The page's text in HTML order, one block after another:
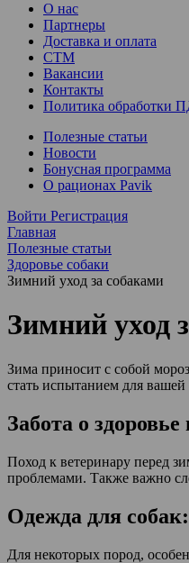
О нас
Партнеры
Доставка и оплата
СТМ
Вакансии
Контакты
Политика обработки
Полезные статьи
Новости
Бонусная программа
О рационах Pavik
Войти Регистрация
Главная
Полезные статьи
Здоровье собаки
Зимний уход за собаками
Зимний уход
Зима приносит с собой
стать испытанием для
Забота о
Поход к ветеринару перед
проблемами. Также важно
Одежда для
Для некоторых пород,